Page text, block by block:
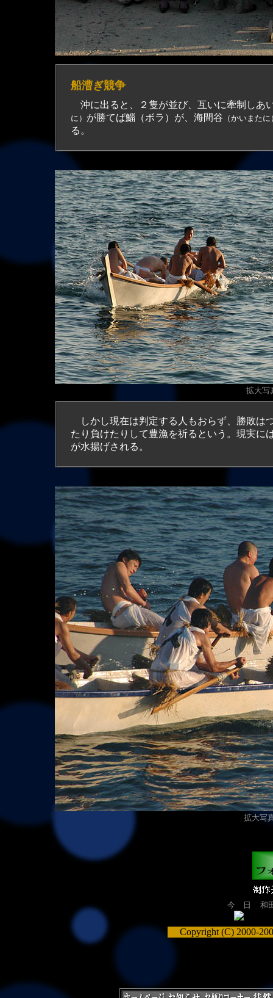
船漕ぎ競争
沖に出ると、２隻が並び、互いに牽制しあ
に） が勝てば鯔（ボラ）が、海間谷 （かいまたに
る。
拡大写
しかし現在は判定する人もおらず、勝敗は
たり負けたりして豊漁を祈るという。現実に
が水揚げされる。
拡大写
今 日 和